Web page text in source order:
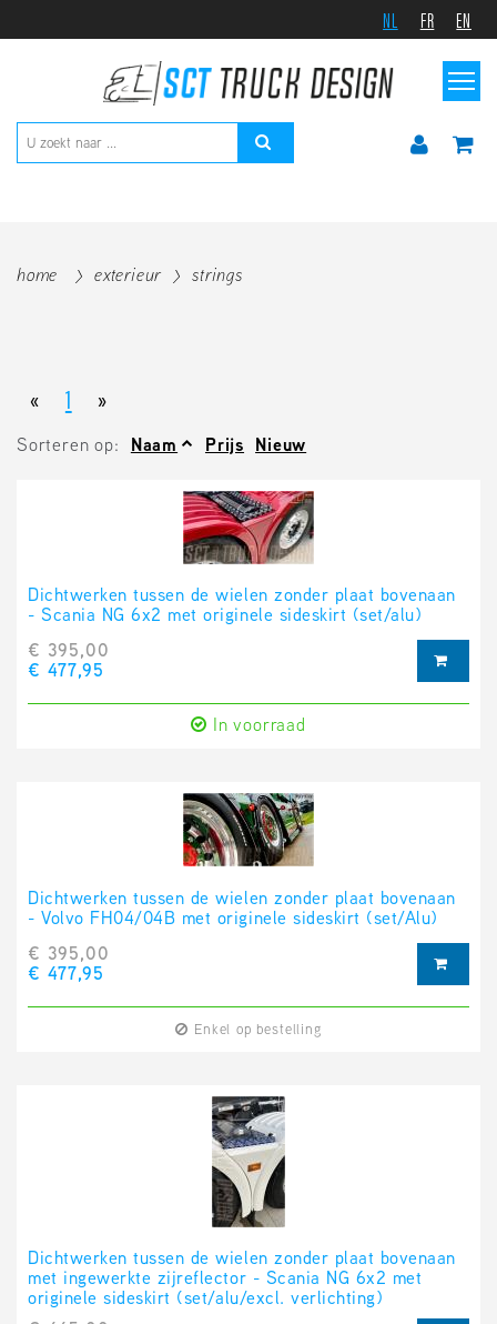
NL FR EN
home exterieur strings
« 1 »
Sorteren op: Naam Prijs Nieuw
Dichtwerken tussen de wielen zonder plaat bovenaan
- Scania NG 6x2 met originele sideskirt (set/alu)
€ 395,00
€ 477,95
In voorraad
Dichtwerken tussen de wielen zonder plaat bovenaan
- Volvo FH04/04B met originele sideskirt (set/Alu)
€ 395,00
€ 477,95
Enkel op bestelling
Dichtwerken tussen de wielen zonder plaat bovenaan
met ingewerkte zijreflector - Scania NG 6x2 met
originele sideskirt (set/alu/excl. verlichting)